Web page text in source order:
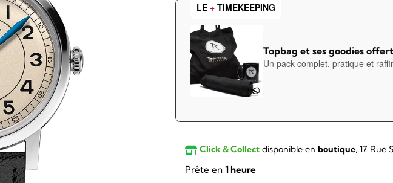
était :
695,00 €.525,00 €.
LE + TIMEKEEPING
Topbag et ses goodies offert
Un pack complet, pratique et
Click & Collect disponible en boutique, 17 Rue
Prête en 1 heure